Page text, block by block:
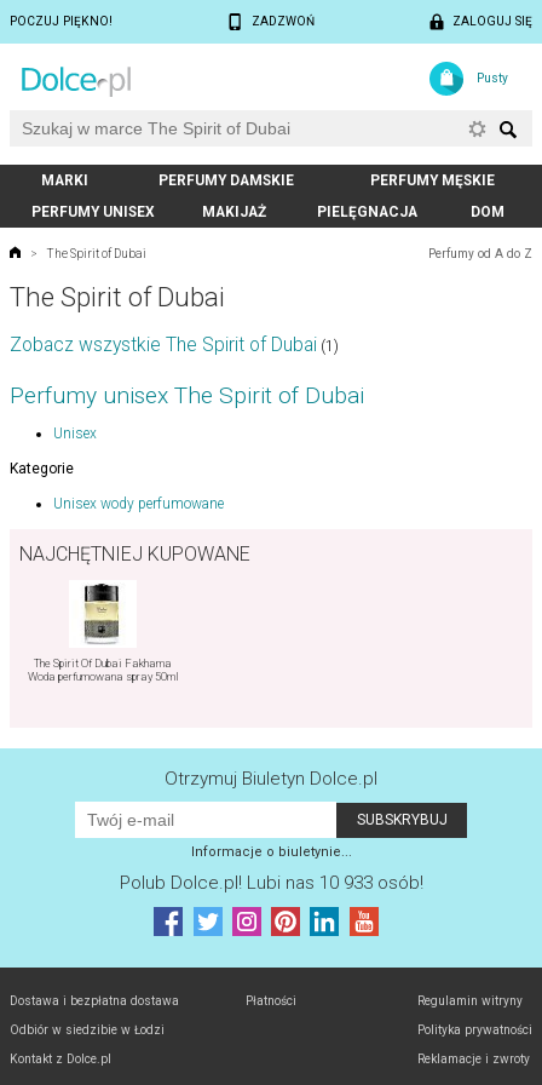
POCZUJ PIĘKNO! ZADZWOŃ ZALOGUJ SIĘ
Pusty
MARKI PERFUMY DAMSKIE
PERFUMY MĘSKIE
PERFUMY UNISEX
MAKIJAŻ PIELĘGNACJA DOM
Perfumy od A do Z
> The Spirit of Dubai
The Spirit of Dubai
Zobacz wszystkie The Spirit of Dubai (1)
Perfumy unisex The Spirit of Dubai
Unisex
Kategorie
Unisex wody perfumowane
NAJCHĘTNIEJ KUPOWANE
The Spirit Of Dubai Fakhama
Woda perfumowana spray 50ml
Otrzymuj Biuletyn Dolce.pl
Informacje o biuletynie...
Polub Dolce.pl! Lubi nas 10 933 osób!
Dostawa i bezpłatna dostawa
Odbiór w siedzibie w Łodzi
Kontakt z Dolce.pl
Płatności Regulamin witryny
Polityka prywatności
Reklamacje i zwroty